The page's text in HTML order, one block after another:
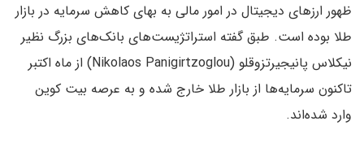
ظهور ارزهای دیجیتال در امور مالی به بهای کاهش سرمایه در بازار
طلا بوده است. طبق گفته استراتژیست‌های بانک‌های بزرگ نظیر
نیکلاس پانیجیرتزوقلو (Nikolaos Panigirtzoglou) از ماه اکتبر
تاکنون سرمایه‌ها از بازار طلا خارج شده و به عرصه بیت کوین
وارد شده‌اند.